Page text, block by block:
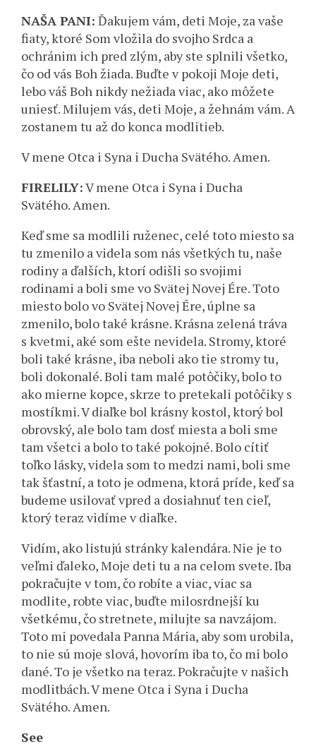
NAŠA PANI: Ďakujem vám, deti Moje, za vaše
fiaty, ktoré Som vložila do svojho Srdca a
ochránim ich pred zlým, aby ste splnili všetko,
čo od vás Boh žiada. Buďte v pokoji Moje deti,
lebo váš Boh nikdy nežiada viac, ako môžete
uniesť. Milujem vás, deti Moje, a žehnám vám. A
zostanem tu až do konca modlitieb.
V mene Otca i Syna i Ducha Svätého. Amen.
FIRELILY:V mene Otca i Syna i Ducha
Svätého. Amen.
Keď sme sa modlili ruženec, celé toto miesto sa
tu zmenilo a videla som nás všetkých tu, naše
rodiny a ďalších, ktorí odišli so svojimi
rodinami a boli sme vo Svätej Novej Ére. Toto
miesto bolo vo Svätej Novej Ére, úplne sa
zmenilo, bolo také krásne. Krásna zelená tráva
s kvetmi, aké som ešte nevidela. Stromy, ktoré
boli také krásne, iba neboli ako tie stromy tu,
boli dokonalé. Boli tam malé potôčiky, bolo to
ako mierne kopce, skrze to pretekali potôčiky s
mostíkmi. V diaľke bol krásny kostol, ktorý bol
obrovský, ale bolo tam dosť miesta a boli sme
tam všetci a bolo to také pokojné. Bolo cítiť
toľko lásky, videla som to medzi nami, boli sme
tak šťastní, a toto je odmena, ktorá príde, keď sa
budeme usilovať vpred a dosiahnuť ten cieľ,
ktorý teraz vidíme v diaľke.
Vidím, ako listujú stránky kalendára. Nie je to
veľmi ďaleko, Moje deti tu a na celom svete. Iba
pokračujte v tom, čo robíte a viac, viac sa
modlite, robte viac, buďte milosrdnejší ku
všetkému, čo stretnete, milujte sa navzájom.
Toto mi povedala Panna Mária, aby som urobila,
to nie sú moje slová, hovorím iba to, čo mi bolo
dané. To je všetko na teraz. Pokračujte v našich
modlitbách. V mene Otca i Syna i Ducha
Svätého. Amen.
See